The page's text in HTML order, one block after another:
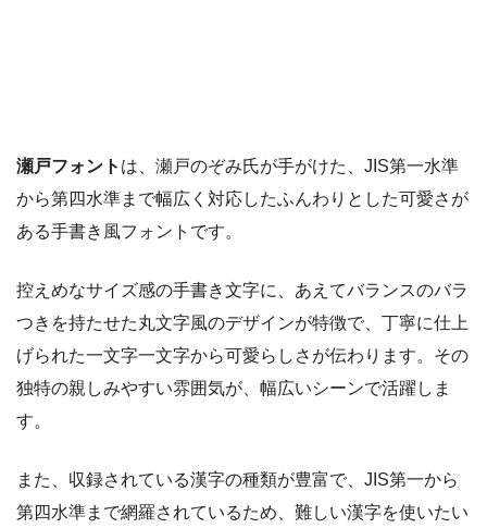
瀬戸フォント は、瀬戸のぞみ氏が手がけた、JIS第一水準
から第四水準まで幅広く対応したふんわりとした可愛さが
ある手書き風フォントです。
控えめなサイズ感の手書き文字に、あえてバランスのバラ
つきを持たせた丸文字風のデザインが特徴で、丁寧に仕上
げられた一文字一文字から可愛らしさが伝わります。その
独特の親しみやすい雰囲気が、幅広いシーンで活躍しま
す。
また、収録されている漢字の種類が豊富で、JIS第一から
第四水準まで網羅されているため、難しい漢字を使いたい